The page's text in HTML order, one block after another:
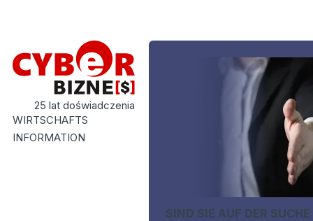
25 lat doświadczenia
WIRTSCHAFTS
INFORMATION
SIND SIE AUF DER